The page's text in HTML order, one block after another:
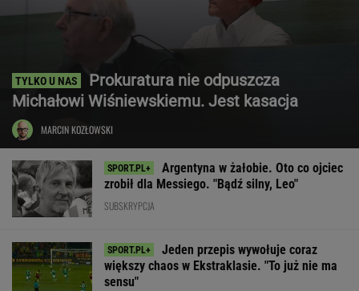
Prokuratura nie odpuszcza
Michałowi Wiśniewskiemu. Jest kasacja
MARCIN KOZŁOWSKI
Argentyna w żałobie. Oto co ojciec
zrobił dla Messiego. "Bądź silny, Leo"
SUBSKRYPCJA
Jeden przepis wywołuje coraz
większy chaos w Ekstraklasie. "To już nie ma
sensu"